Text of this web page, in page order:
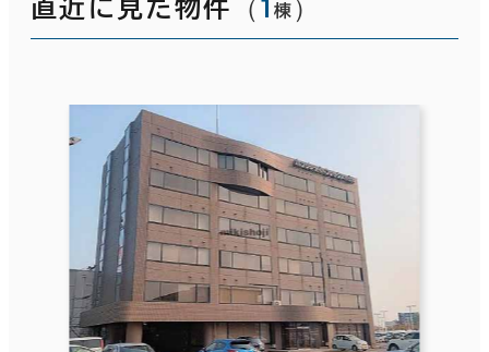
直近に見た物件 （1 棟 ）